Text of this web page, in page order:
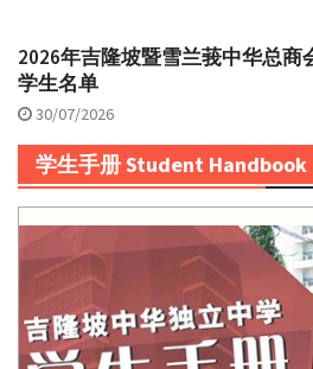
2026年吉隆坡暨雪兰莪中华总商
学生名单
30/07/2026
学生手册 Student Handbook